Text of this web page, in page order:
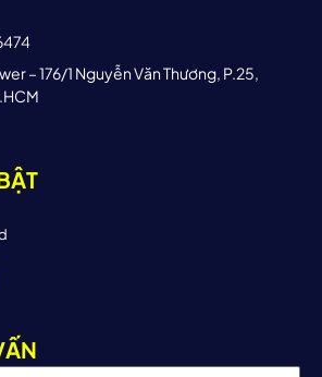
– 176/1 Nguyễn Văn Thương, P.25,